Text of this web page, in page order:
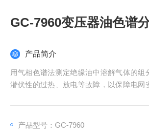
GC-7960变压器油色谱
产品简介
用气相色谱法测定绝缘油中溶解气体的
潜伏性的过热、放电等故障，以保障电网
产品型号：GC-7960